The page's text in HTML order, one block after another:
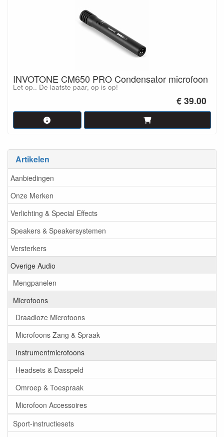
Artikelen
Aanbiedingen
Onze Merken
Verlichting & Special Effects
Speakers & Speakersystemen
Versterkers
Overige Audio
Mengpanelen
Microfoons
Draadloze Microfoons
Microfoons Zang & Spraak
Instrumentmicrofoons
Headsets & Dasspeld
Omroep & Toespraak
Microfoon Accessoires
Sport-instructiesets
INVOTONE CM650 PRO Condensator microfoon
Let op.. De laatste paar, op is op!
€ 39.00